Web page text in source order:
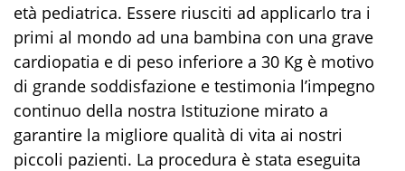
età pediatrica. Essere riusciti ad applicarlo tra i
primi al mondo ad una bambina con una grave
cardiopatia e di peso inferiore a 30 Kg è motivo
di grande soddisfazione e testimonia l’impegno
continuo della nostra Istituzione mirato a
garantire la migliore qualità di vita ai nostri
piccoli pazienti. La procedura è stata eseguita